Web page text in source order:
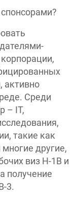
активно
Среди
– IT,
такие как
другие,
виз H-1B и
получение
3.